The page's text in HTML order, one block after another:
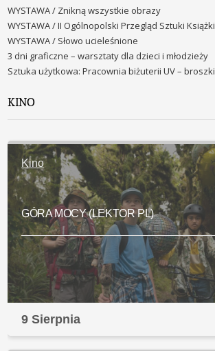
WYSTAWA / Znikną wszystkie obrazy
WYSTAWA / II Ogólnopolski Przegląd Sztuki Książki
WYSTAWA / Słowo ucieleśnione
3 dni graficzne – warsztaty dla dzieci i młodzieży
Sztuka użytkowa: Pracownia biżuterii UV – broszki
KINO
Kino
GÓRA MOCY (LEKTOR PL)
9 Sierpnia